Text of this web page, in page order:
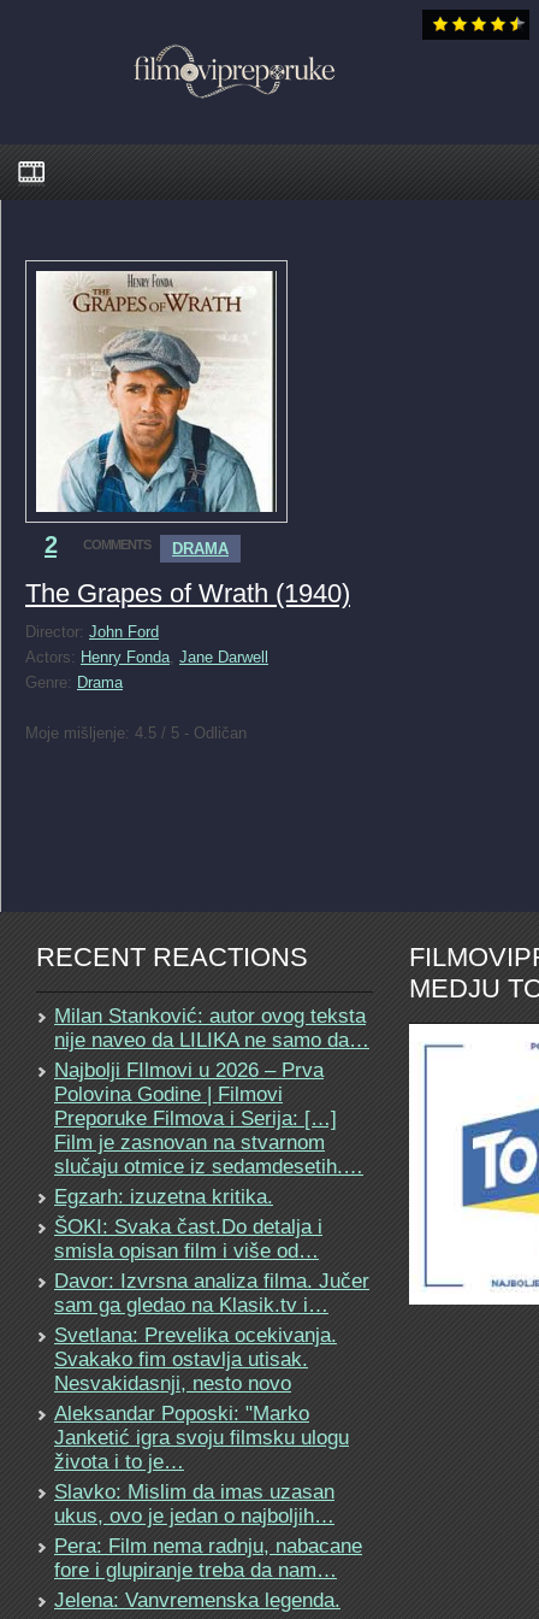
2 COMMENTS DRAMA
The Grapes of Wrath (1940)
Director: John Ford
Actors: Henry Fonda Jane Darwell
Genre: Drama
Moje mišljenje: 4.5 / 5 - Odličan
RECENT REACTIONS
Milan Stanković: autor ovog teksta
nije naveo da LILIKA ne samo da…
Najbolji FIlmovi u 2026 – Prva
Polovina Godine | Filmovi
Preporuke Filmova i Serija: […]
Film je zasnovan na stvarnom
slučaju otmice iz sedamdesetih.…
Egzarh: izuzetna kritika.
ŠOKI: Svaka čast.Do detalja i
smisla opisan film i više od…
Davor: Izvrsna analiza filma. Jučer
sam ga gledao na Klasik.tv i…
Svetlana: Prevelika ocekivanja.
Svakako fim ostavlja utisak.
Nesvakidasnji, nesto novo
Aleksandar Poposki: "Marko
Janketić igra svoju filmsku ulogu
života i to je…
Slavko: Mislim da imas uzasan
ukus, ovo je jedan o najboljih…
Pera: Film nema radnju, nabacane
fore i glupiranje treba da nam…
Jelena: Vanvremenska legenda.
MEDJU